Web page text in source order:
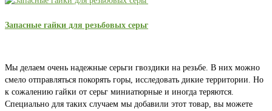
Запасные гайки для резьбовых серьг
Мы делаем очень надежные серьги гвоздики на резьбе. В них можно
смело отправляться покорять горы, исследовать дикие территории. Но
к сожалению гайки от серьг миниатюрные и иногда теряются.
Специально для таких случаем мы добавили этот товар, вы можете